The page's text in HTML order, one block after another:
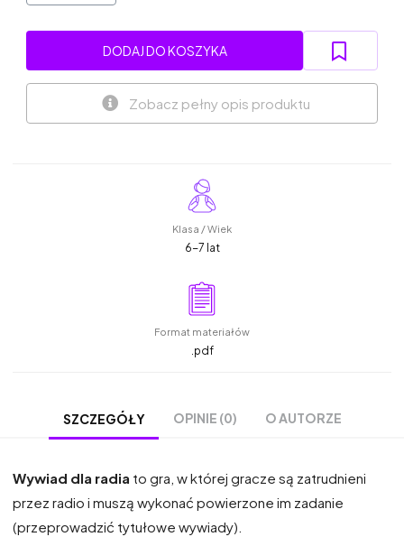
DODAJ DO KOSZYKA
Zobacz pełny opis produktu
Klasa / Wiek
6-7 lat
Format materiałów
.pdf
SZCZEGÓŁY OPINIE (0) O AUTORZE
Wywiad dla radia to gra, w której gracze są zatrudnieni
przez radio i muszą wykonać powierzone im zadanie
(przeprowadzić tytułowe wywiady).